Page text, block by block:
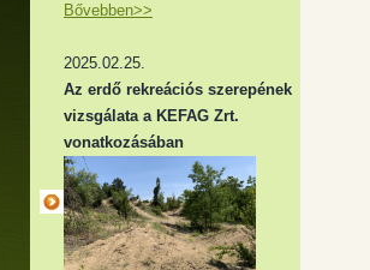
Bővebben>>
2025.02.25.
Az erdő rekreációs szerepének
vizsgálata a KEFAG Zrt.
vonatkozásában